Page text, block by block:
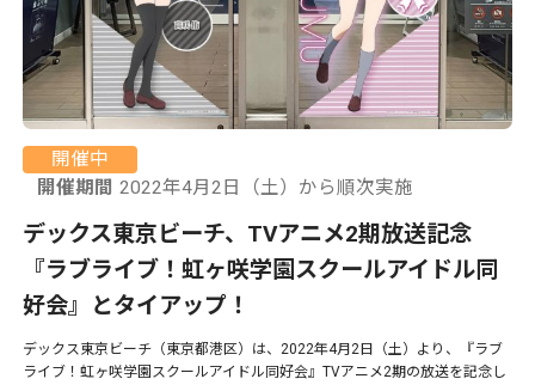
開催中
開催期間 2022年4月2日（土）から順次実施
デックス東京ビーチ、TVアニメ2期放送記念
『ラブライブ！虹ヶ咲学園スクールアイドル同
好会』とタイアップ！
デックス東京ビーチ（東京都港区）は、2022年4月2日（土）より、『ラブ
ライブ！虹ヶ咲学園スクールアイドル同好会』TVアニメ2期の放送を記念し